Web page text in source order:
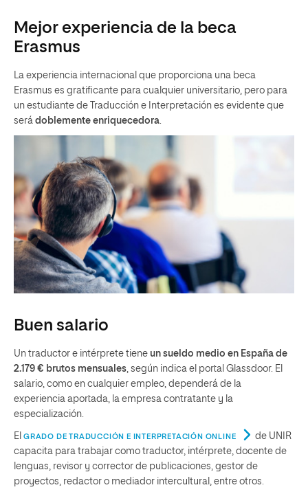
Mejor experiencia de la beca
Erasmus
La experiencia internacional que proporciona una beca
Erasmus es gratificante para cualquier universitario, pero para
un estudiante de Traducción e Interpretación es evidente que
será doblemente enriquecedora.
Buen salario
Un traductor e intérprete tiene un sueldo medio en España de
2.179 € brutos mensuales , según indica el portal Glassdoor. El
salario, como en cualquier empleo, dependerá de la
experiencia aportada, la empresa contratante y la
especialización.
El GRADO DE TRADUCCIÓN E INTERPRETACIÓN ONLINE
de UNIR
capacita para trabajar como traductor, intérprete, docente de
lenguas, revisor y corrector de publicaciones, gestor de
proyectos, redactor o mediador intercultural, entre otros.